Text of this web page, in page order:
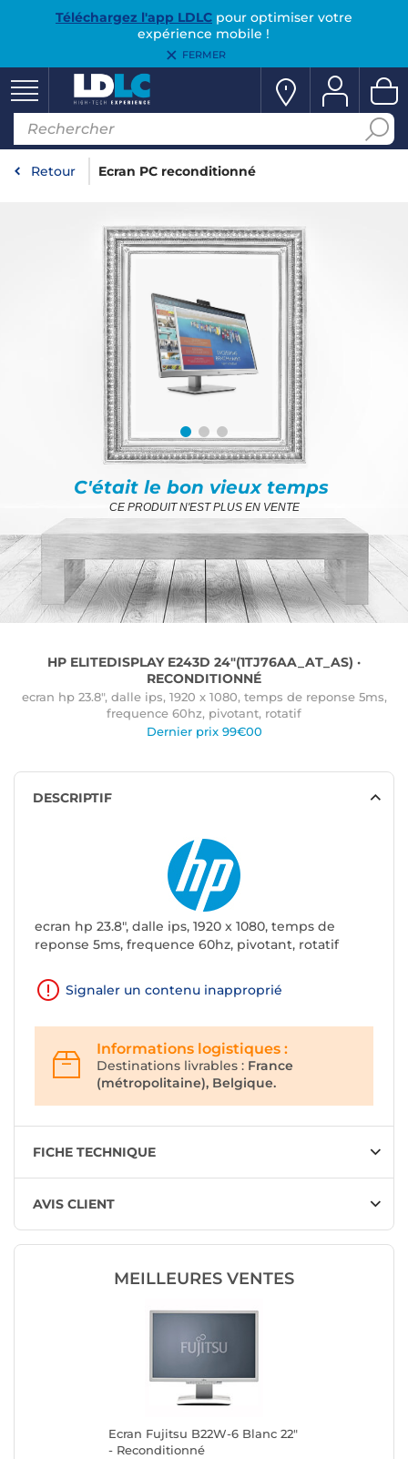
Téléchargez l'app LDLCpour optimiser votre
expérience mobile !
FERMER
Retour Ecran PC reconditionné
C'était le bon vieux temps
CE PRODUIT N'EST PLUS EN VENTE
HP ELITEDISPLAY E243D 24"(1TJ76AA_AT_AS) ·
RECONDITIONNÉ
ecran hp 23.8", dalle ips, 1920 x 1080, temps de reponse 5ms,
frequence 60hz, pivotant, rotatif
Dernier prix 99€00
DESCRIPTIF
ecran hp 23.8", dalle ips, 1920 x 1080, temps de
reponse 5ms, frequence 60hz, pivotant, rotatif
Signaler un contenu inapproprié
Informations logistiques :
Destinations livrables : France
(métropolitaine), Belgique.
FICHE TECHNIQUE
AVIS CLIENT
MEILLEURES VENTES
Ecran Fujitsu B22W-6 Blanc 22"
- Reconditionné